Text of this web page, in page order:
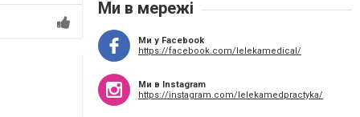
Ми в мережі
Ми у Facebook
https://facebook.com/lelekamedical/
Ми в Instagram
https://instagram.com/lelekamedpractyka/